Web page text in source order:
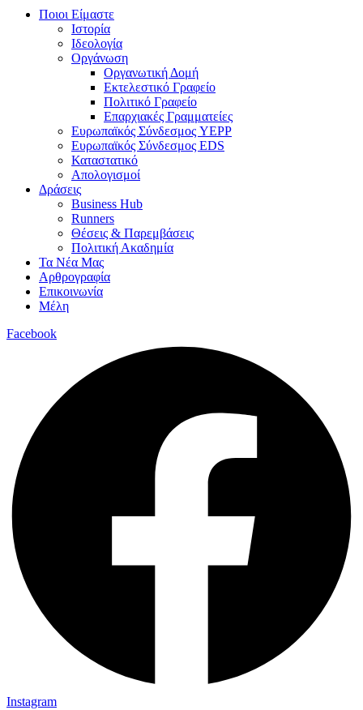
Ποιοι Είμαστε
Ιστορία
Ιδεολογία
Οργάνωση
Οργανωτική Δομή
Εκτελεστικό Γραφείο
Πολιτικό Γραφείο
Επαρχιακές Γραμματείες
Ευρωπαϊκός Σύνδεσμος YEPP
Ευρωπαϊκός Σύνδεσμος EDS
Καταστατικό
Απολογισμοί
Δράσεις
Business Hub
Runners
Θέσεις & Παρεμβάσεις
Πολιτική Ακαδημία
Τα Νέα Μας
Αρθρογραφία
Επικοινωνία
Μέλη
Facebook
Instagram